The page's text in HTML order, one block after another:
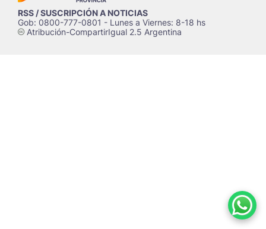
RSS / SUSCRIPCIÓN A NOTICIAS
Gob: 0800-777-0801 - Lunes a Viernes: 8-18 hs
cAtribución-CompartirIgual 2.5 Argentina